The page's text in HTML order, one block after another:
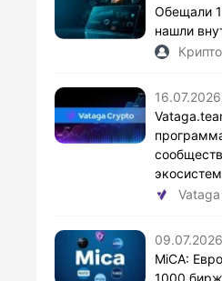
Обещали
нашли
16.07.2026
09.07.2026
MiCA:
1000